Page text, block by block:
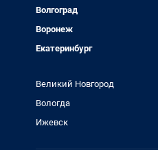
Волгоград
Воронеж
Екатеринбург
Великий Новгород
Вологда
Ижевск